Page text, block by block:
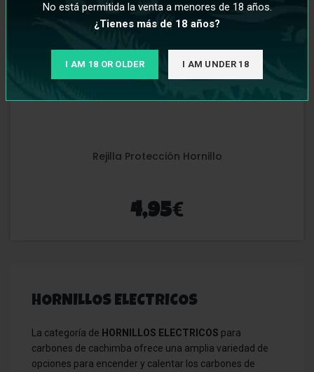
No está permitida la venta a menores de 18 años.
¿Tienes más de 18 años?
I AM 18 OR OLDER I AM UNDER 18
Rejilla Protección Hornillo
4,95€
HORNILLOS ELECTRICOS
La categoría de HORNILLOS ELECTRICOS para
carbones de cachimba ofrece una amplia variedad de
opciones para encender y calentar los carbones de